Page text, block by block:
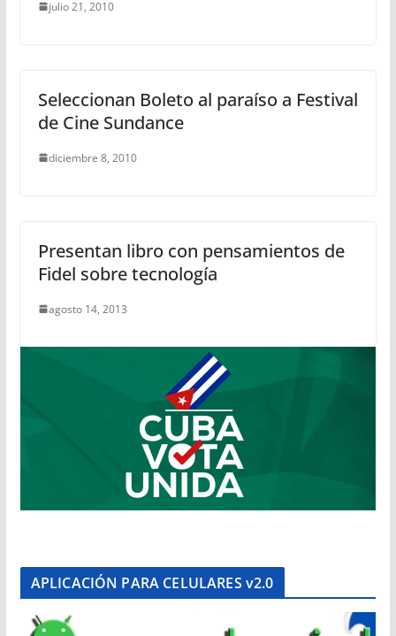
julio 21, 2010
Seleccionan Boleto al paraíso a Festival
de Cine Sundance
diciembre 8, 2010
Presentan libro con pensamientos de
Fidel sobre tecnología
agosto 14, 2013
APLICACIÓN PARA CELULARES v2.0